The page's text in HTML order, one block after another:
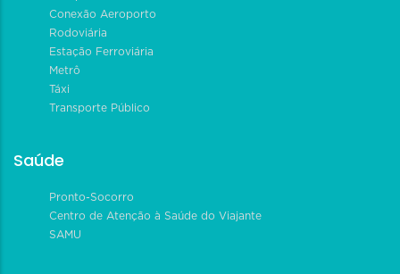
Conexão Aeroporto
Rodoviária
Estação Ferroviária
Metrô
Táxi
Transporte Público
Saúde
Pronto-Socorro
Centro de Atenção à Saúde do Viajante
SAMU